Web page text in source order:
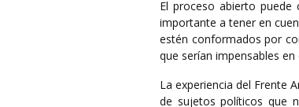
El proceso abierto
importante a tener en
estén conformados por
que serían impensables
La experiencia del Frente
de sujetos políticos que